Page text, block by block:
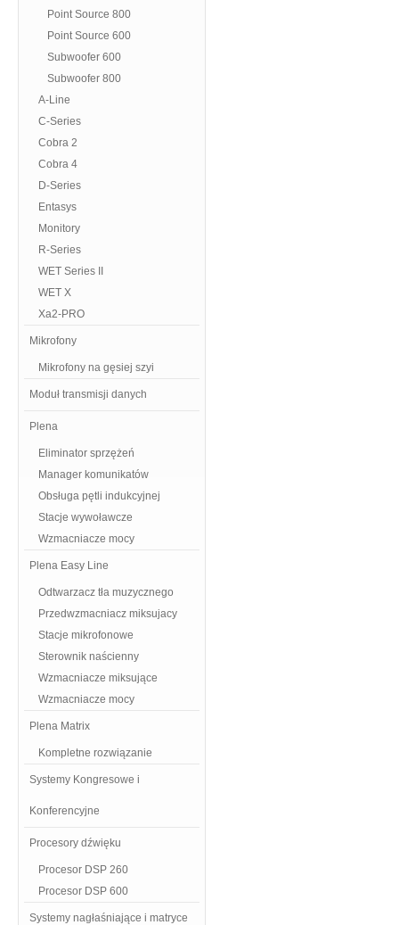
Point Source 800
Point Source 600
Subwoofer 600
Subwoofer 800
A-Line
C-Series
Cobra 2
Cobra 4
D-Series
Entasys
Monitory
R-Series
WET Series II
WET X
Xa2-PRO
Mikrofony
Mikrofony na gęsiej szyi
Moduł transmisji danych
Plena
Eliminator sprzężeń
Manager komunikatów
Obsługa pętli indukcyjnej
Stacje wywoławcze
Wzmacniacze mocy
Plena Easy Line
Odtwarzacz tła muzycznego
Przedwzmacniacz miksujacy
Stacje mikrofonowe
Sterownik naścienny
Wzmacniacze miksujące
Wzmacniacze mocy
Plena Matrix
Kompletne rozwiązanie
Systemy Kongresowe i
Konferencyjne
Procesory dźwięku
Procesor DSP 260
Procesor DSP 600
Systemy nagłaśniające i matryce